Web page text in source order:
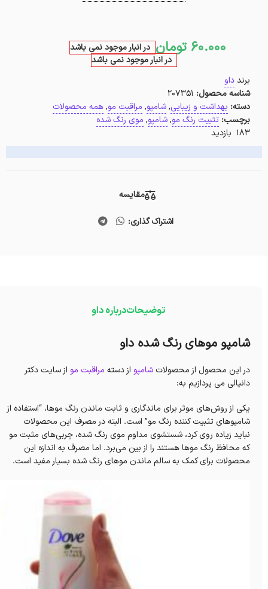
60.000 تومان در انبار موجود نمی باشد
در انبار موجود نمی باشد
برندداو
شناسه محصول: 207351
دسته: بهداشت و زیبایی,شامپو, مراقبت مو,همه محصولات
برچسب: تثبیت رنگ مو,شامپو, موی رنگ شده
183 بازدید
مقایسه
اشتراک گذاری:
توضیحاتدرباره داو
شامپو موهای رنگ شده داو
در این محصول از محصولات شامپو از دسته مراقبت مو از سایت دکتر
دانیالی می پردازیم به:
یکی از روش‌های موثر برای ماندگاری و ثابت ماندن رنگ موها، “استفاده از
شامپوهای تثبیت کننده رنگ مو” است. البته در مصرف این محصولات
نباید زیاده روی کرد، شستشوی مداوم موی رنگ شده، چربی‌های مثبت مو
که محافظ رنگ موها هستند را از بین می‌برد. اما مصرف به اندازه این
محصولات برای کمک به سالم ماندن موهای رنگ شده بسیار مفید است.